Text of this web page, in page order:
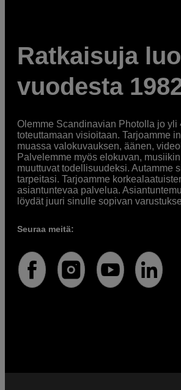
Ratkaisuja
vuodesta
Olemme Scandinavian Photolla jo
toteuttamaan visioitaan. Tarjoamme
muassa valokuvauksen, äänen,
Palvelemme myös elokuvan,
muuttuvat todellisuudeksi. Autamme
tarpeitasi. Tarjoamme
asiantuntevaa palvelua.
löydät juuri sinulle sopivan
Seuraa meitä: